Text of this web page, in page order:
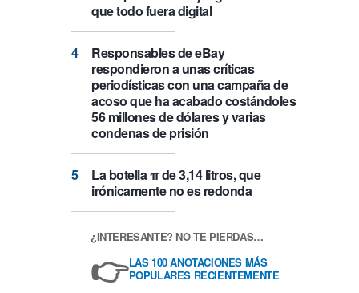
que todo fuera digital
Responsables de eBay
respondieron a unas críticas
periodísticas con una campaña de
acoso que ha acabado costándoles
56 millones de dólares y varias
condenas de prisión
La botella π de 3,14 litros, que
irónicamente no es redonda
¿INTERESANTE? NO TE PIERDAS…
👉LAS 100 ANOTACIONES MÁS
POPULARES RECIENTEMENTE